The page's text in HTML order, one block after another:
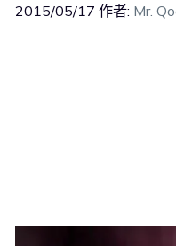
2015/05/17 作者: Mr.